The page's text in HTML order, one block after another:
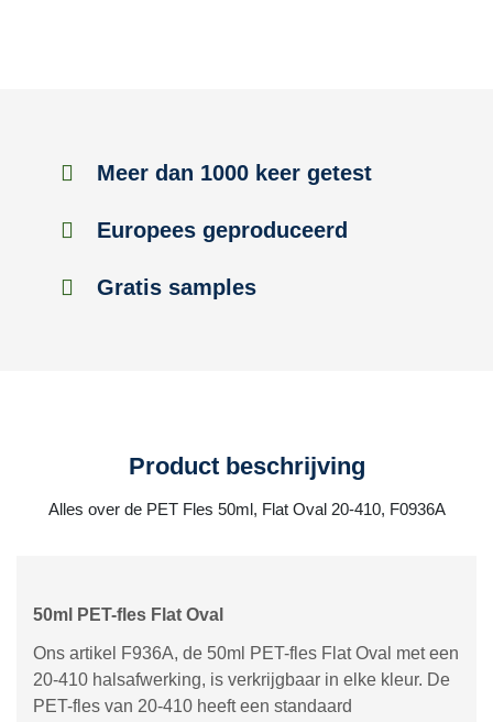
Meer dan 1000 keer getest
Europees geproduceerd
Gratis samples
Product beschrijving
Alles over de PET Fles 50ml, Flat Oval 20-410, F0936A
50ml PET-fles Flat Oval
Ons artikel F936A, de 50ml PET-fles Flat Oval met een
20-410 halsafwerking, is verkrijgbaar in elke kleur. De
PET-fles van 20-410 heeft een standaard